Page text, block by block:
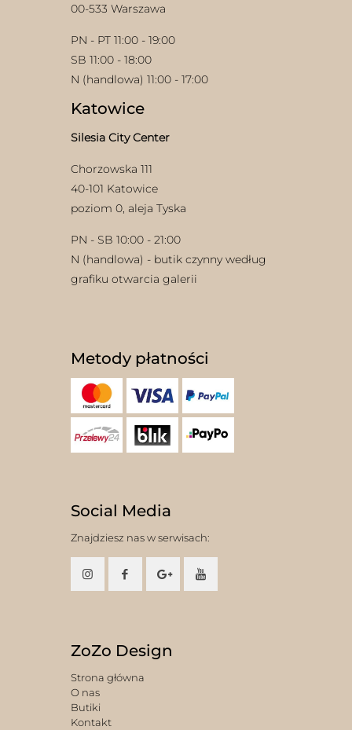
00-533 Warszawa
PN - PT 11:00 - 19:00
SB 11:00 - 18:00
N (handlowa) 11:00 - 17:00
Katowice
Silesia City Center
Chorzowska 111
40-101 Katowice
poziom 0, aleja Tyska
PN - SB 10:00 - 21:00
N (handlowa) - butik czynny według
grafiku otwarcia galerii
Metody płatności
Social Media
Znajdziesz nas w serwisach:
ZoZo Design
Strona główna
O nas
Butiki
Kontakt